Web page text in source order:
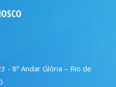
- 8º Andar Glória – Rio de